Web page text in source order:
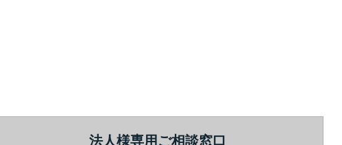
法人様専用ご相談窓口